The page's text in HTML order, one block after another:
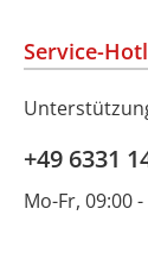
Service-
+49 6331
Mo-Fr, 09:00